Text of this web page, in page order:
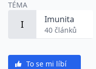
TÉMA
I Imunita
40 článků
To se mi líbí